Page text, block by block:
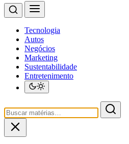
Tecnologia
Autos
Negócios
Marketing
Sustentabilidade
Entretenimento